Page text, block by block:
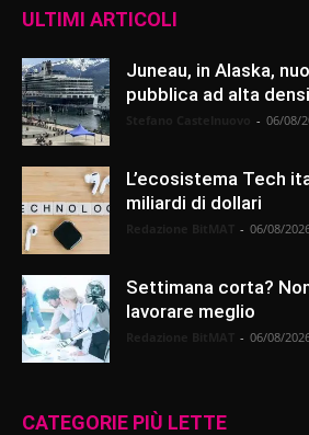
ULTIMI ARTICOLI
Juneau, in Alaska,
pubblica ad alta
- 06/08/
L’ecosistema Tech
miliardi di dollari
- 06/08/
Settimana corta?
lavorare meglio
- 06/08/
CATEGORIE PIÙ LETTE